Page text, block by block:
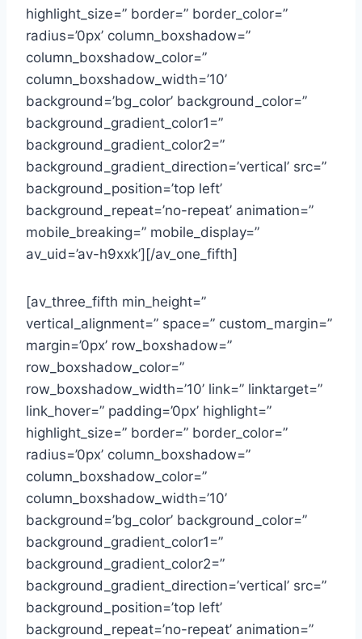
highlight_size=” border=” border_color=”
radius=’0px’ column_boxshadow=”
column_boxshadow_color=”
column_boxshadow_width=’10’
background=’bg_color’ background_color=”
background_gradient_color1=”
background_gradient_color2=”
background_gradient_direction=’vertical’ src=”
background_position=’top left’
background_repeat=’no-repeat’ animation=”
mobile_breaking=” mobile_display=”
av_uid=’av-h9xxk’][/av_one_fifth]
[av_three_fifth min_height=”
vertical_alignment=” space=” custom_margin=”
margin=’0px’ row_boxshadow=”
row_boxshadow_color=”
row_boxshadow_width=’10’ link=” linktarget=”
link_hover=” padding=’0px’ highlight=”
highlight_size=” border=” border_color=”
radius=’0px’ column_boxshadow=”
column_boxshadow_color=”
column_boxshadow_width=’10’
background=’bg_color’ background_color=”
background_gradient_color1=”
background_gradient_color2=”
background_gradient_direction=’vertical’ src=”
background_position=’top left’
background_repeat=’no-repeat’ animation=”